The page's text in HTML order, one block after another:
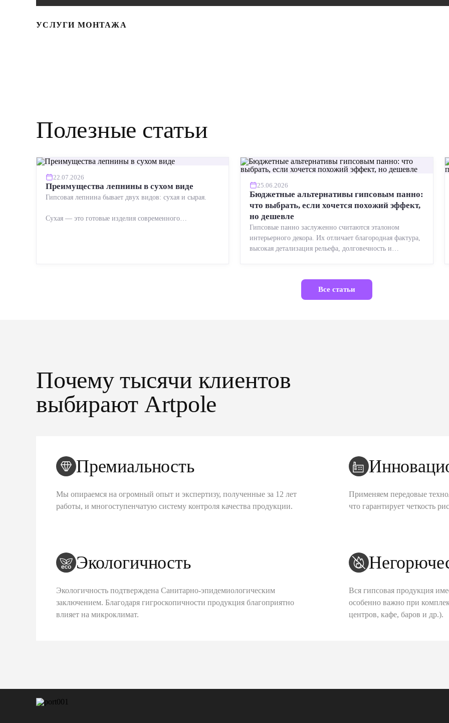
УСЛУГИ МОНТАЖА
Полезные статьи
22.07.2026
Преимущества лепнины в сухом виде
Гипсовая лепнина бывает двух видов: сухая и сырая.
Сухая — это готовые изделия современного
25.06.2026
Бюджетные альтернативы гипсовым панно:
что выбрать, если хочется похожий эффект,
но дешевле
Гипсовые панно заслуженно считаются эталоном
интерьерного декора. Их отличает благородная фактура,
высокая детализация рельефа, долговечность и
Все статьи
Почему тысячи клиентов
выбирают Artpole
Премиальность
Мы опираемся на огромный опыт и экспертизу, полученные за 12 лет
работы, и многоступенчатую систему контроля качества продукции.
Применяем передовые
что гарантирует четкость
Экологичность
Экологичность подтверждена Санитарно-эпидемиологическим
заключением. Благодаря гигроскопичности продукция благоприятно
влияет на микроклимат.
Вся гипсовая продукция
особенно важно при
центров, кафе, баров и др.).